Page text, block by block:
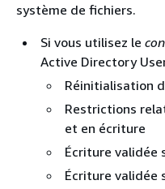
système de fichiers.
Si vous utilisez le
Active Directory
Réinitialisation
Restrictions
et en écriture
Écriture validée
Écriture validée